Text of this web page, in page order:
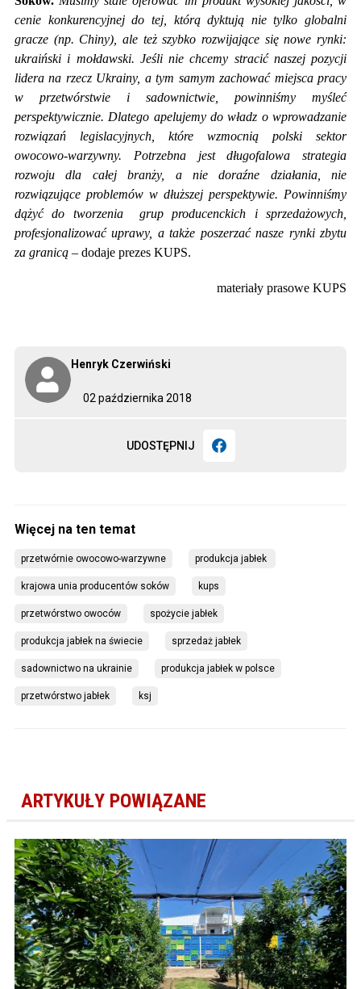
02 października 2018
Henryk Czerwiński
UDOSTĘPNIJ
cenie konkurencyjnej do tej, którą dyktują nie tylko globalni
gracze (np. Chiny), ale też szybko rozwijające się nowe rynki:
ukraiński i mołdawski. Jeśli nie chcemy stracić naszej pozycji
lidera na rzecz Ukrainy, a tym samym zachować miejsca pracy
w przetwórstwie i sadownictwie, powinniśmy myśleć
perspektywicznie. Dlatego apelujemy do władz o wprowadzanie
rozwiązań legislacyjnych, które wzmocnią polski sektor
owocowo-warzywny. Potrzebna jest długofalowa strategia
rozwoju dla całej branży, a nie doraźne działania, nie
rozwiązujące problemów w dłuższej perspektywie. Powinniśmy
dążyć do tworzenia grup producenckich i sprzedażowych,
profesjonalizować uprawy, a także poszerzać nasze rynki zbytu
za granicą – dodaje prezes KUPS.
materiały prasowe KUPS
przetwórnie owocowo-warzywne produkcja jabłek
krajowa unia producentów soków kups
przetwórstwo owoców spożycie jabłek
produkcja jabłek na świecie sprzedaż jabłek
sadownictwo na ukrainie produkcja jabłek w polsce
przetwórstwo jabłek ksj
ARTYKUŁY POWIĄZANE